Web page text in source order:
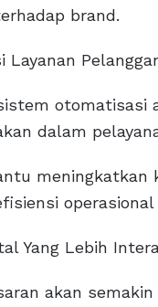
brand.
Layanan
otomatisasi
dalam
meningkatkan
operasional
Yang Lebih
akan